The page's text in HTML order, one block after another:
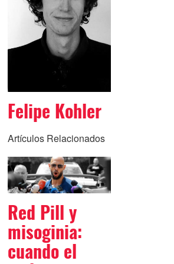
Felipe Kohler
Artículos Relacionados
Red Pill y
misoginia:
cuando el